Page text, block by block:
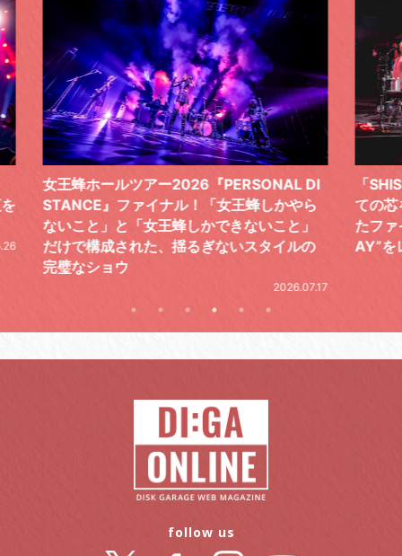
「SHISHAMOでした!!!」ロックバンドとし
ての芯を貫き通し、笑顔と感謝で泳ぎ切っ
たファイナルライブ、DAY2“GOODBYE D
AY”をレポート
気
レ
follow us